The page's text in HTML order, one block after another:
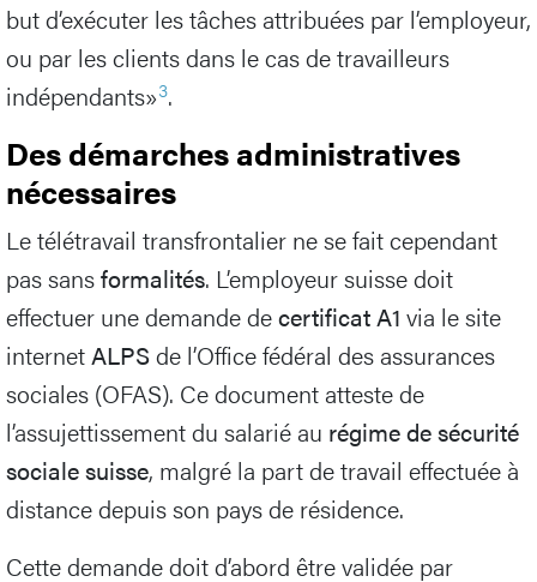
but d’exécuter les tâches attribuées par l’employeur,
ou par les clients dans le cas de travailleurs
indépendants»3.
Des démarches administratives
nécessaires
Le télétravail transfrontalier ne se fait cependant
pas sansformalités. L’employeur suisse doit
effectuer une demande decertificat A1 via le site
internetALPSde l’Office fédéral des assurances
sociales (OFAS). Ce document atteste de
l’assujettissement du salarié au régime de sécurité
sociale suisse, malgré la part de travail effectuée à
distance depuis son pays de résidence.
Cette demande doit d’abord être validée par